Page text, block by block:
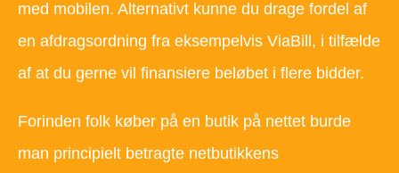
med mobilen. Alternativt kunne du drage fordel af
en afdragsordning fra eksempelvis ViaBill, i tilfælde
af at du gerne vil finansiere beløbet i flere bidder.
Forinden folk køber på en butik på nettet burde
man principielt betragte netbutikkens